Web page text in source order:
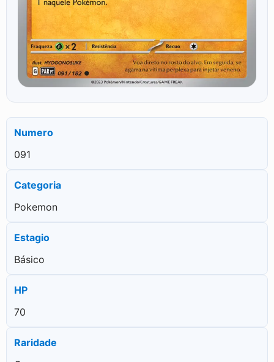
Numero
091
Categoria
Pokemon
Estagio
Básico
HP
70
Raridade